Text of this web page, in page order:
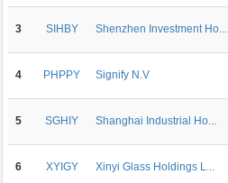
3 SIHBY Shenzhen Investment Ho...
4 PHPPY Signify N.V
5 SGHIY Shanghai Industrial Ho...
6 XYIGY Xinyi Glass Holdings L...